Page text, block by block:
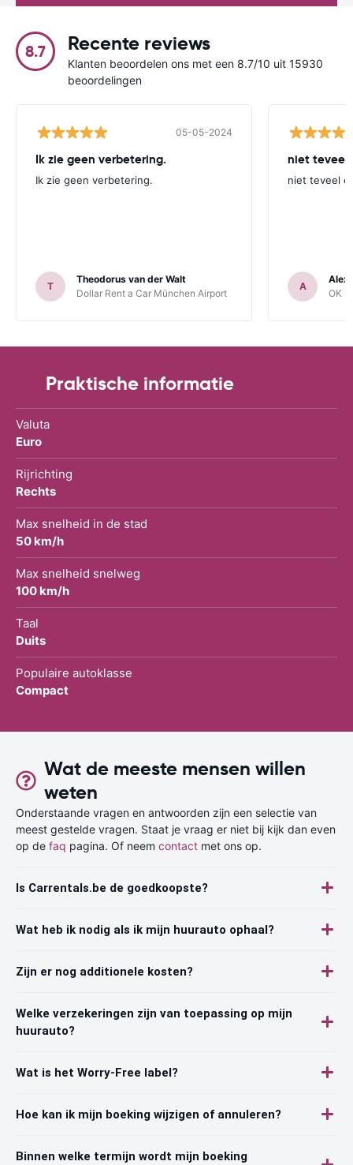
8.7 Recente reviews
Klanten beoordelen ons met een 8.7/10 uit 15930
beoordelingen
05-05-2024
Ik zie geen verbetering.
Ik zie geen verbetering.
T
Theodorus van der Walt
Dollar Rent a Car München Airport
niet teveel
niet teveel
A
OK
Praktische informatie
Valuta
Euro
Rijrichting
Rechts
Max snelheid in de stad
50 km/h
Max snelheid snelweg
100 km/h
Taal
Duits
Populaire autoklasse
Compact
Wat de meeste mensen willen
weten
Onderstaande vragen en antwoorden zijn een selectie van
meest gestelde vragen. Staat je vraag er niet bij kijk dan even
op de faq pagina. Of neem contact met ons op.
Is Carrentals.be de goedkoopste?
Wat heb ik nodig als ik mijn huurauto ophaal?
Zijn er nog additionele kosten?
Welke verzekeringen zijn van toepassing op mijn
huurauto?
Wat is het Worry-Free label?
Hoe kan ik mijn boeking wijzigen of annuleren?
Binnen welke termijn wordt mijn boeking